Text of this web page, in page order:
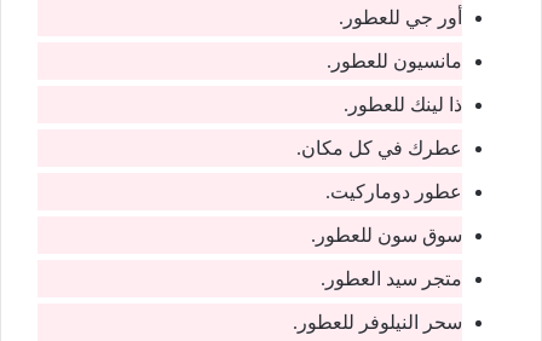
أور جي للعطور.
مانسيون للعطور.
ذا لينك للعطور.
عطرك في كل مكان.
عطور دوماركيت.
سوق سون للعطور.
متجر سيد العطور.
سحر النيلوفر للعطور.